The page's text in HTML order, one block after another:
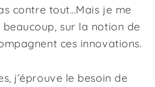
contre tout…Mais je me
sur la notion de
ces innovations.
j’éprouve le besoin de